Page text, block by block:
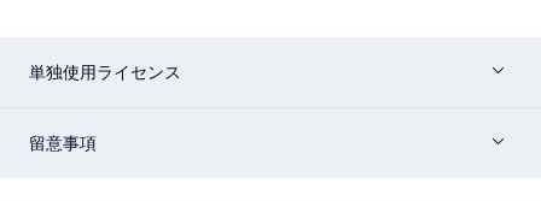
単独使用ライセンス
留意事項